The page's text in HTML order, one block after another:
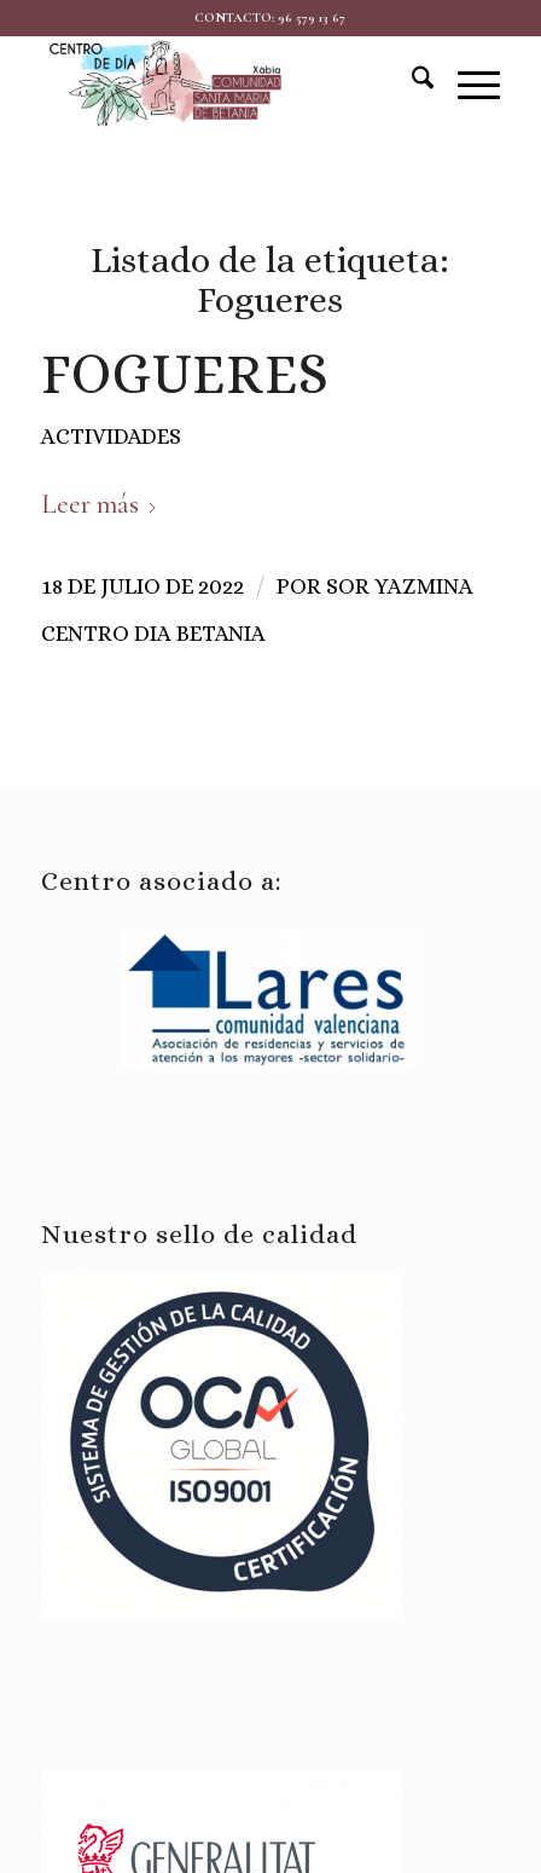
CONTACTO: 96 579 13 67
Listado de la etiqueta:
Fogueres
FOGUERES
ACTIVIDADES
Leer más
18 DE JULIO DE 2022 / POR SOR YAZMINA
CENTRO DIA BETANIA
Centro asociado a:
Nuestro sello de calidad